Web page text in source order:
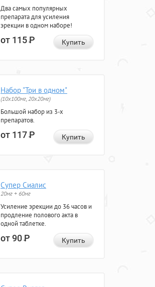
Два самых популярных
препарата для усиления
эрекции в одном наборе!
от 115Р Купить
Набор "Три в одном"
(10x100мг, 20x20мг)
Большой набор из 3-х
препаратов.
от 117Р Купить
Супер Сиалис
20мг + 60мг
Усиление эрекции до 36 часов и
продление полового акта в
одной таблетке.
от 90Р Купить